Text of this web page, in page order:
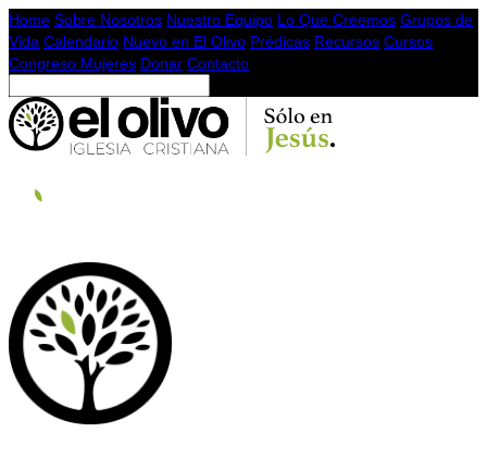
Home Sobre Nosotros Nuestro Equipo Lo Que Creemos Grupos de
Vida Calendario Nuevo en El Olivo Prédicas Recursos Cursos
Congreso Mujeres Donar Contacto